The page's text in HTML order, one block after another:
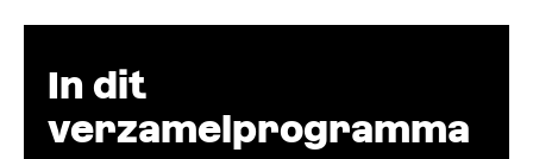
In dit
verzamelprogramma